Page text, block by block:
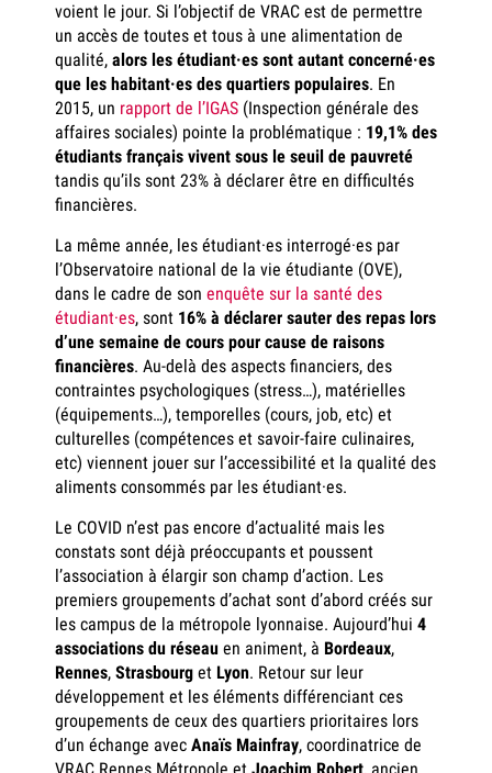
voient le jour. Si l’objectif de VRAC est de permettre
un accès de toutes et tous à une alimentation de
qualité, alors les étudiant·es sont autant concerné·es
que les habitant·es des quartiers populaires. En
2015, un rapport de l’IGAS (Inspection générale des
affaires sociales) pointe la problématique : 19,1% des
étudiants français vivent sous le seuil de pauvreté
tandis qu’ils sont 23% à déclarer être en difficultés
financières.
La même année, les étudiant·es interrogé·es par
l’Observatoire national de la vie étudiante (OVE),
dans le cadre de son enquête sur la santé des
étudiant·es, sont 16% à déclarer sauter des repas lors
d’une semaine de cours pour cause de raisons
financières. Au-delà des aspects financiers, des
contraintes psychologiques (stress…), matérielles
(équipements…), temporelles (cours, job, etc) et
culturelles (compétences et savoir-faire culinaires,
etc) viennent jouer sur l’accessibilité et la qualité des
aliments consommés par les étudiant·es.
Le COVID n’est pas encore d’actualité mais les
constats sont déjà préoccupants et poussent
l’association à élargir son champ d’action. Les
premiers groupements d’achat sont d’abord créés sur
les campus de la métropole lyonnaise. Aujourd’hui 4
associations du réseau en animent, à Bordeaux,
Rennes, Strasbourg et Lyon. Retour sur leur
développement et les éléments différenciant ces
groupements de ceux des quartiers prioritaires lors
d’un échange avec Anaïs Mainfray, coordinatrice de